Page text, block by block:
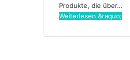
Produkte, die über…
Weiterlesen &raquo;